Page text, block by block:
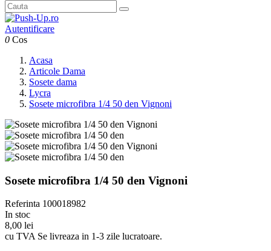
Autentificare
0 Cos
Acasa
Articole Dama
Sosete dama
Lycra
Sosete microfibra 1/4 50 den Vignoni
Sosete microfibra 1/4 50 den Vignoni
Referinta 100018982
In stoc
8,00 lei
cu TVA Se livreaza in 1-3 zile lucratoare.